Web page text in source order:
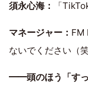
須永心海： 「
マネージャー： FM
ないでください（笑
━━頭のほう「すっ